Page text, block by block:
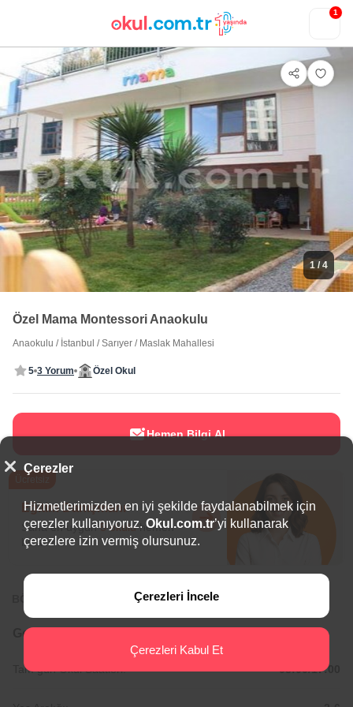
1
1 / 4
Özel Mama Montessori Anaokulu
Anaokulu / İstanbul /Sarıyer / Maslak Mahallesi
5 3 Yorum Özel Okul
Hemen Bilgi Al
Eğitim Danışmanı
Sana en uygun5 okuluhemen
bulalım.
BÖLGEDE ÖNE ÇIKAN OKULLAR
Genel Bilgiler
Tam gün Okul Saatleri: 08:00/17:00
Çerezler
Hizmetlerimizden en iyi şekilde faydalanabilmek için
çerezler kullanıyoruz. Okul.com.tr’yi kullanarak
çerezlere izin vermiş olursunuz.
Çerezleri İncele
Çerezleri Kabul Et